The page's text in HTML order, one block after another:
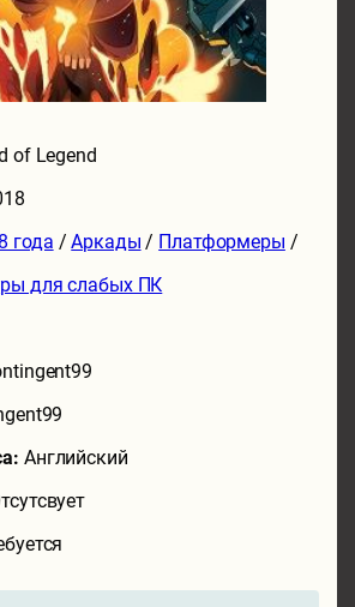
of Legend
года /Аркады / Платформеры /
для слабых ПК
Английский